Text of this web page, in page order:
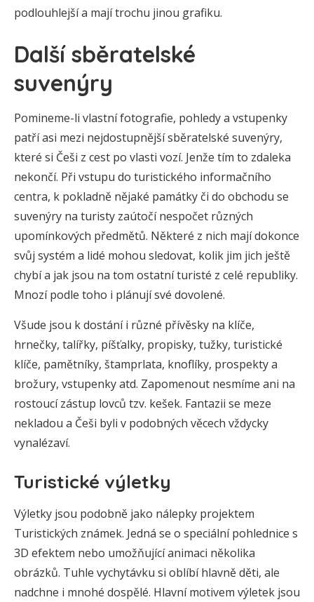
podlouhlejší a mají trochu jinou grafiku.
Další sběratelské
suvenýry
Pomineme-li vlastní fotografie, pohledy a vstupenky
patří asi mezi nejdostupnější sběratelské suvenýry,
které si Češi z cest po vlasti vozí. Jenže tím to zdaleka
nekončí. Při vstupu do turistického informačního
centra, k pokladně nějaké památky či do obchodu se
suvenýry na turisty zaútočí nespočet různých
upomínkových předmětů. Některé z nich mají dokonce
svůj systém a lidé mohou sledovat, kolik jim jich ještě
chybí a jak jsou na tom ostatní turisté z celé republiky.
Mnozí podle toho i plánují své dovolené.
Všude jsou k dostání i různé přívěsky na klíče,
hrnečky, talířky, píšťalky, propisky, tužky, turistické
klíče, pamětníky, štamprlata, knoflíky, prospekty a
brožury, vstupenky atd. Zapomenout nesmíme ani na
rostoucí zástup lovců tzv. kešek. Fantazii se meze
nekladou a Češi byli v podobných věcech vždycky
vynalézaví.
Turistické výletky
Výletky jsou podobně jako nálepky projektem
Turistických známek. Jedná se o speciální pohlednice s
3D efektem nebo umožňující animaci několika
obrázků. Tuhle vychytávku si oblíbí hlavně děti, ale
nadchne i mnohé dospělé. Hlavní motivem výletek jsou